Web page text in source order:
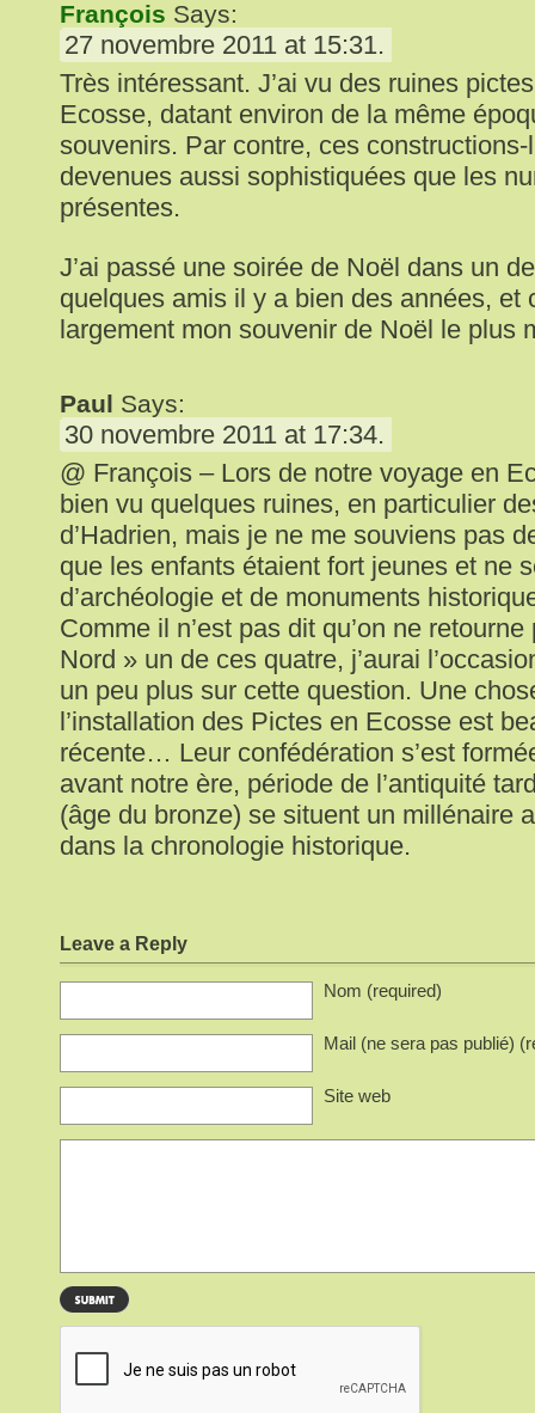
François Says:
27 novembre 2011 at 15:31.
Très intéressant. J’ai vu des ruines
Ecosse, datant environ de la même
souvenirs. Par contre, ces
devenues aussi sophistiquées que les
présentes.
J’ai passé une soirée de Noël dans un
quelques amis il y a bien des années, et
largement mon souvenir de Noël le plus
Paul Says:
30 novembre 2011 at 17:34.
@ François – Lors de notre voyage en
bien vu quelques ruines, en particulier
d’Hadrien, mais je ne me souviens pas
que les enfants étaient fort jeunes et ne
d’archéologie et de monuments
Comme il n’est pas dit qu’on ne
Nord » un de ces quatre, j’aurai
un peu plus sur cette question. Une
l’installation des Pictes en Ecosse est
récente… Leur confédération s’est
avant notre ère, période de l’antiquité
(âge du bronze) se situent un millénaire
dans la chronologie historique.
Leave a Reply
Nom (required)
Mail (ne sera pas publié)
Site web